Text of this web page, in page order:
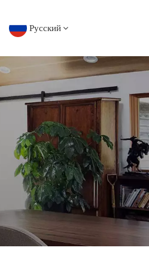
Русский
English
français
Deutsch
русский
español